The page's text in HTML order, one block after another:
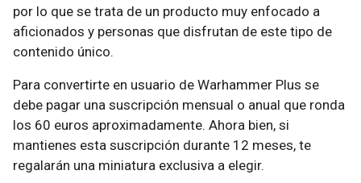
por lo que se trata de un producto muy enfocado a
aficionados y personas que disfrutan de este tipo de
contenido único.
Para convertirte en usuario de Warhammer Plus se
debe pagar una suscripción mensual o anual que ronda
los 60 euros aproximadamente. Ahora bien, si
mantienes esta suscripción durante 12 meses, te
regalarán una miniatura exclusiva a elegir.